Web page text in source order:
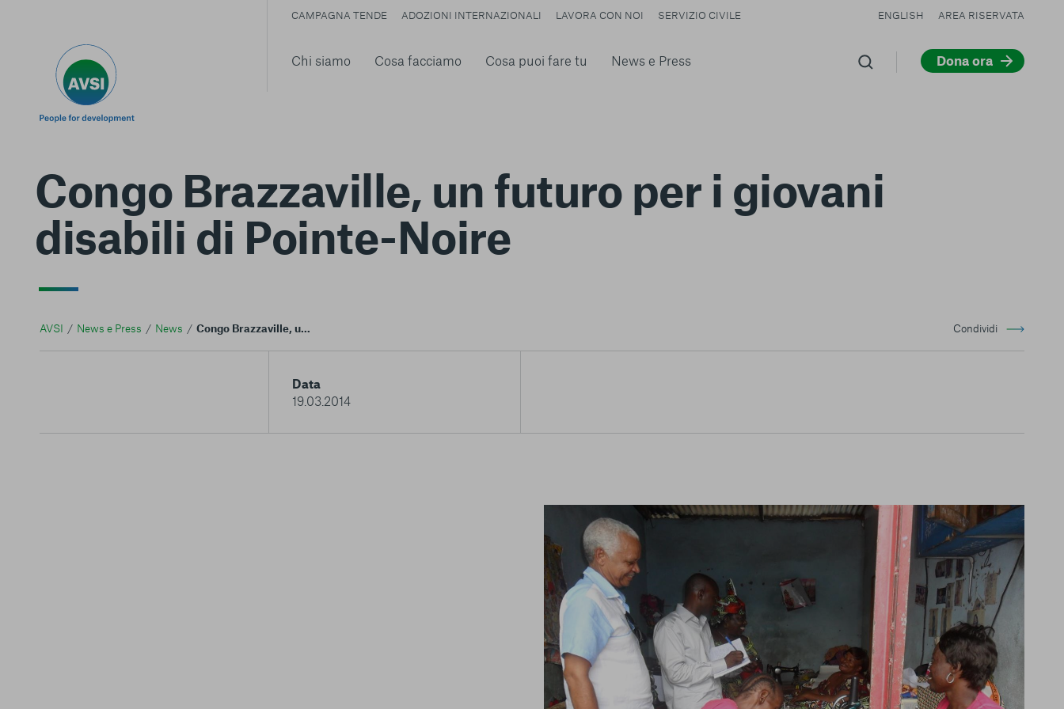
Chi siamo Cosa facciamo Cosa puoi fare tu News e Press Dona ora
CAMPAGNA TENDE ADOZIONI INTERNAZIONALI LAVORA CON NOI SERVIZIO CIVILE ENGLISH AREA RISERVATA
Congo Brazzaville, un futuro per i giovani
disabili di Pointe-Noire
AVSI News e Press News Congo Brazzaville, un futuro per i giovani disabili di Pointe-Noire Condividi
Data
19.03.2014